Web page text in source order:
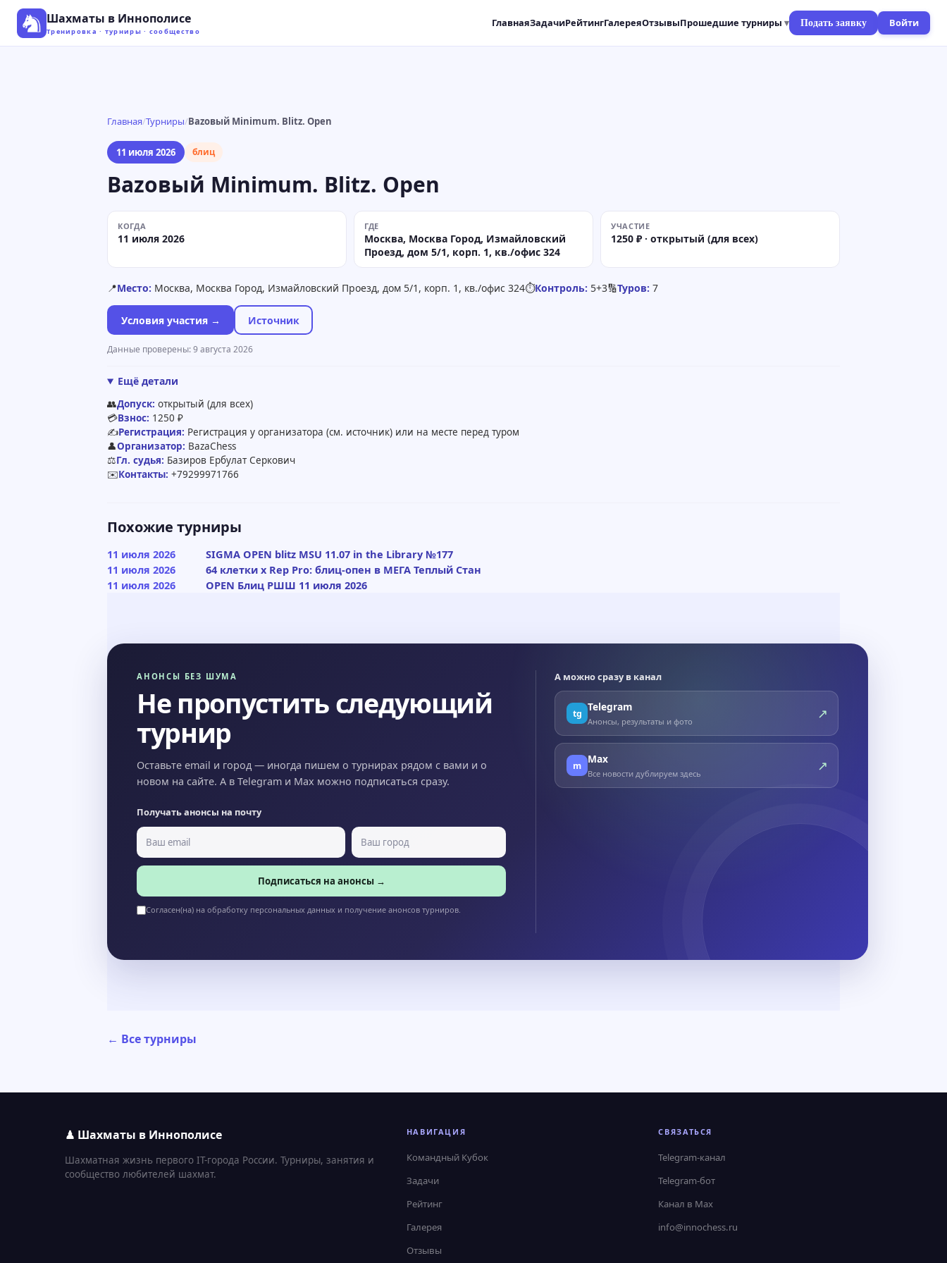
Шахматы в Иннополисе
Тренировка · турниры · сообщество
ГлавнаяЗадачиРейтингГалереяОтзывыПрошедшие турниры Подать заявку Войти
Главная/Турниры/Bazовый Minimum. Blitz. Open
11 июля 2026 блиц
Bazовый Minimum. Blitz. Open
КОГДА
11 июля 2026
ГДЕ
Москва, Москва Город, Измайловский
Проезд, дом 5/1, корп. 1, кв./офис 324
УЧАСТИЕ
1250 ₽ · открытый (для всех)
📍Место: Москва, Москва Город, Измайловский Проезд, дом 5/1, корп. 1, кв./офис 324⏱Контроль: 5+3🔢Туров: 7
Условия участия → Источник
Данные проверены: 9 августа 2026
Ещё детали
👥Допуск: открытый (для всех)
💳Взнос: 1250 ₽
✍️Регистрация: Регистрация у организатора (см. источник) или на месте перед туром
👤Организатор: BazaChess
⚖️Гл. судья: Базиров Ербулат Серкович
✉️Контакты: +79299971766
Похожие турниры
11 июля 2026
SIGMA OPEN blitz MSU 11.07 in the Library №177
11 июля 2026
64 клетки x Rep Pro: блиц-опен в МЕГА Теплый Стан
11 июля 2026
OPEN Блиц РШШ 11 июля 2026
АНОНСЫ БЕЗ ШУМА
Не пропустить следующий
турнир
Оставьте email и город — иногда пишем о турнирах рядом с вами и о
новом на сайте. А в Telegram и Max можно подписаться сразу.
Получать анонсы на почту
Подписаться на анонсы →
Согласен(на) на обработку персональных данных и получение анонсов турниров.
А можно сразу в канал
tg Telegram
Анонсы, результаты и фото ↗
m Max
Все новости дублируем здесь ↗
← Все турниры
♟ Шахматы в Иннополисе
Шахматная жизнь первого IT-города России. Турниры, занятия и
сообщество любителей шахмат.
НАВИГАЦИЯ
Командный Кубок
Задачи
Рейтинг
Галерея
Отзывы
СВЯЗАТЬСЯ
Telegram-канал
Telegram-бот
Канал в Max
info@innochess.ru